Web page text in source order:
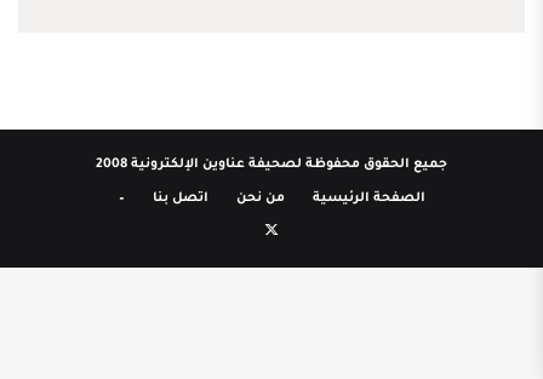
جميع الحقوق محفوظة لصحيفة عناوين الإلكترونية 2008
الصفحة الرئيسية من نحن اتصل بنا –